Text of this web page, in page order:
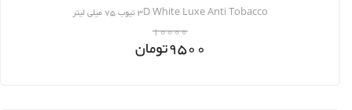
3D White Luxe Anti Tobacco تیوب 75 میلی لیتر
10000
9500تومان